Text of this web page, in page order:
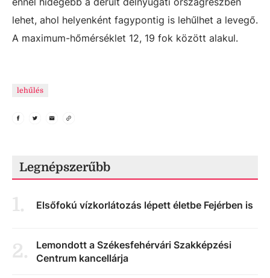
lehet, ahol helyenként fagypontig is lehűlhet a levegő.
A maximum-hőmérséklet 12, 19 fok között alakul.
lehűlés
Legnépszerűbb
1. Elsőfokú vízkorlátozás lépett életbe Fejérben is
2.
Lemondott a Székesfehérvári Szakképzési
Centrum kancellárja